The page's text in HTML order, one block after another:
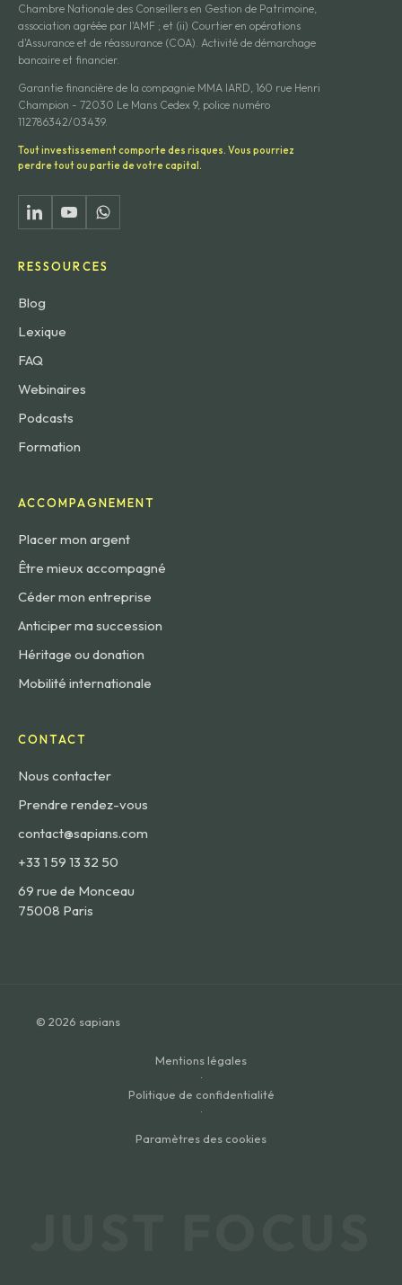
Chambre Nationale des Conseillers en Gestion de Patrimoine,
association agréée par l'AMF ; et (ii) Courtier en opérations
d'Assurance et de réassurance (COA). Activité de démarchage
bancaire et financier.
Garantie financière de la compagnie MMA IARD, 160 rue Henri
Champion - 72030 Le Mans Cedex 9, police numéro
112786342/03439.
Tout investissement comporte des risques. Vous pourriez
perdre tout ou partie de votre capital.
RESSOURCES
Blog
Lexique
FAQ
Webinaires
Podcasts
Formation
ACCOMPAGNEMENT
Placer mon argent
Être mieux accompagné
Céder mon entreprise
Anticiper ma succession
Héritage ou donation
Mobilité internationale
CONTACT
Nous contacter
Prendre rendez-vous
contact@sapians.com
+33 1 59 13 32 50
69 rue de Monceau
75008 Paris
© 2026 sapians
Mentions légales
·
Politique de confidentialité
·
Paramètres des cookies